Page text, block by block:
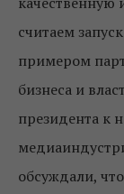
считаем
примером
бизнеса и
президента к
обсуждали,